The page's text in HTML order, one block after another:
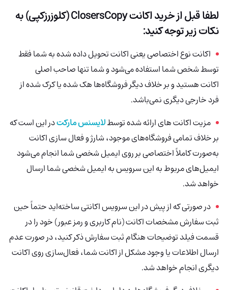
لطفا قبل از خرید اکانتClosersCopy
(کلوزرزکپی) به
نکات زیر توجه کنید:
اکانت نوع اختصاصی یعنی اکانت تحویل داده شده به شما فقط
توسط شخص شما استفاده می‌شود و شما تنها صاحب اصلی
اکانت هستید و بر خلاف دیگر فروشگاه‌ها هک شده یا کرک شده از
فرد خارجی دیگری نمی‌باشد.
مزیت اکانت های ارائه شده توسطلایسنس مارکتدر این است که
بر خلاف تمامی فروشگاه‌های موجود، شارژ و فعال سازی اکانت
به‌صورت کاملاً اختصاصی بر روی ایمیل شخصی شما انجام می‌شود
ایمیل‌های مربوط به این سرویس به ایمیل شخصی شما ارسال
خواهد شد.
در صورتی که از پیش در این سرویس اکانتی ساخته‌اید حتماً حین
ثبت سفارش مشخصات اکانت (نام کاربری و رمز عبور) خود را در
قسمت فیلد توضیحات هنگام ثبت سفارش ذکر کنید، در صورت عدم
ارسال اطلاعات یا وجود مشکل از اکانت شما، فعال‌سازی روی اکانت
دیگری انجام خواهد شد.